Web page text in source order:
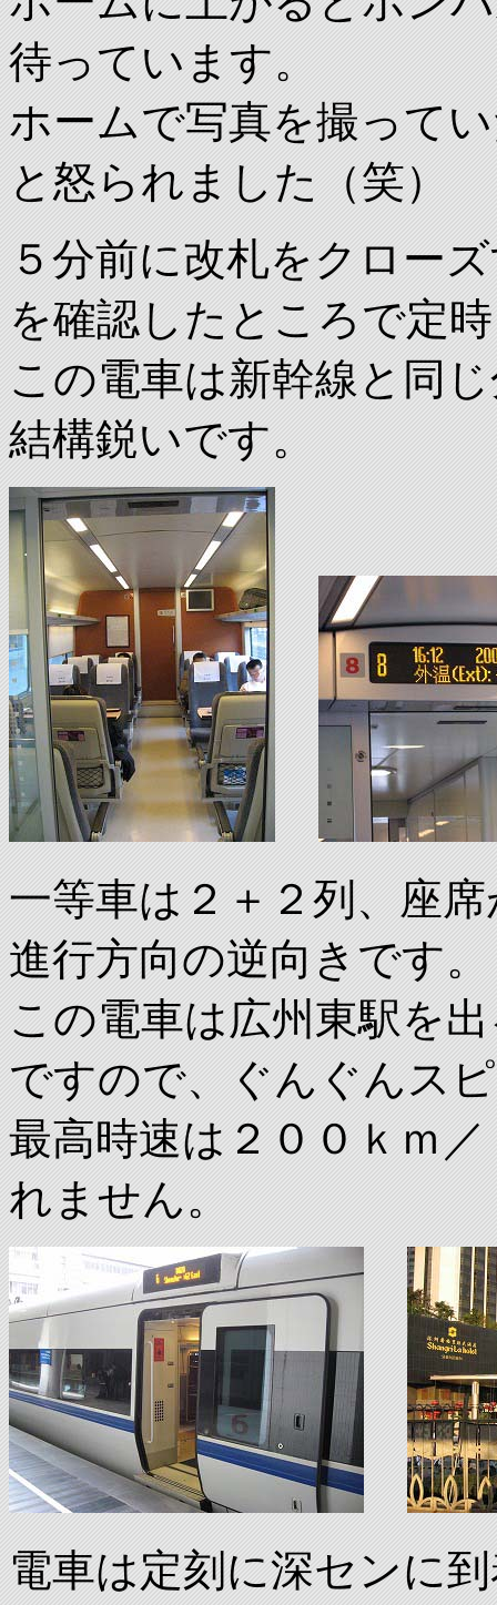
待っています。
ホームで写真を撮って
と怒られました（笑）
５分前に改札をクロー
を確認したところで定
この電車は新幹線と同
結構鋭いです。
一等車は２＋２列、座
進行方向の逆向きです。
この電車は広州東駅を
ですので、ぐんぐんス
最高時速は２００ｋｍ
れません。
電車は定刻に深センに